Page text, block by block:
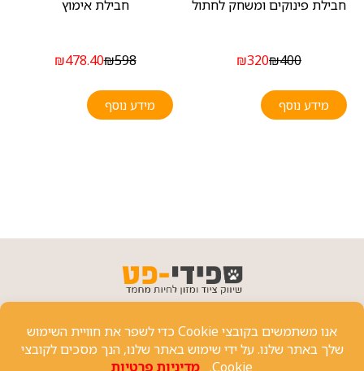
חבילת פינוקים ומשחק לחתול
₪320₪400
מידע נוסף
חבילת אימוץ
₪478.40₪598
מידע נוסף